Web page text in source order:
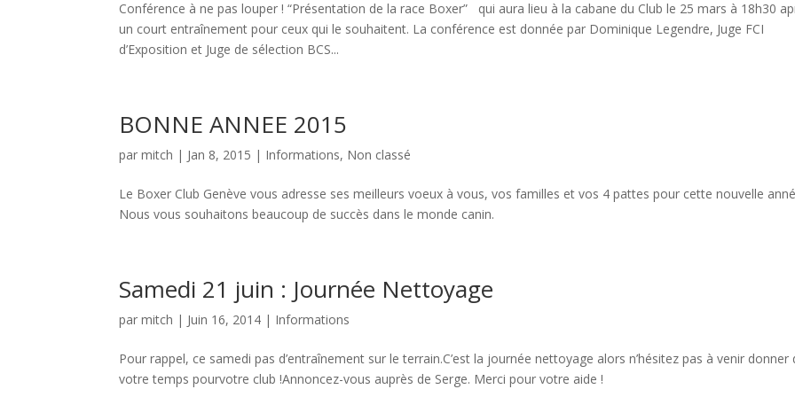
Conférence à ne pas louper ! “Présentation de la race Boxer” qui aura lieu à la cabane du Club le 25 mars à 18h30
un court entraînement pour ceux qui le souhaitent. La conférence est donnée par Dominique Legendre, Juge FCI
d’Exposition et Juge de sélection BCS...
BONNE ANNEE 2015
parmitch | Jan 8, 2015 | Informations, Non classé
Le Boxer Club Genève vous adresse ses meilleurs voeux à vous, vos familles et vos 4 pattes pour cette nouvelle
Nous vous souhaitons beaucoup de succès dans le monde canin.
Samedi 21 juin : Journée Nettoyage
parmitch | Juin 16, 2014 | Informations
Pour rappel, ce samedi pas d’entraînement sur le terrain.C’est la journée nettoyage alors n’hésitez pas à venir donner
votre temps pourvotre club !Annoncez-vous auprès de Serge. Merci pour votre aide !